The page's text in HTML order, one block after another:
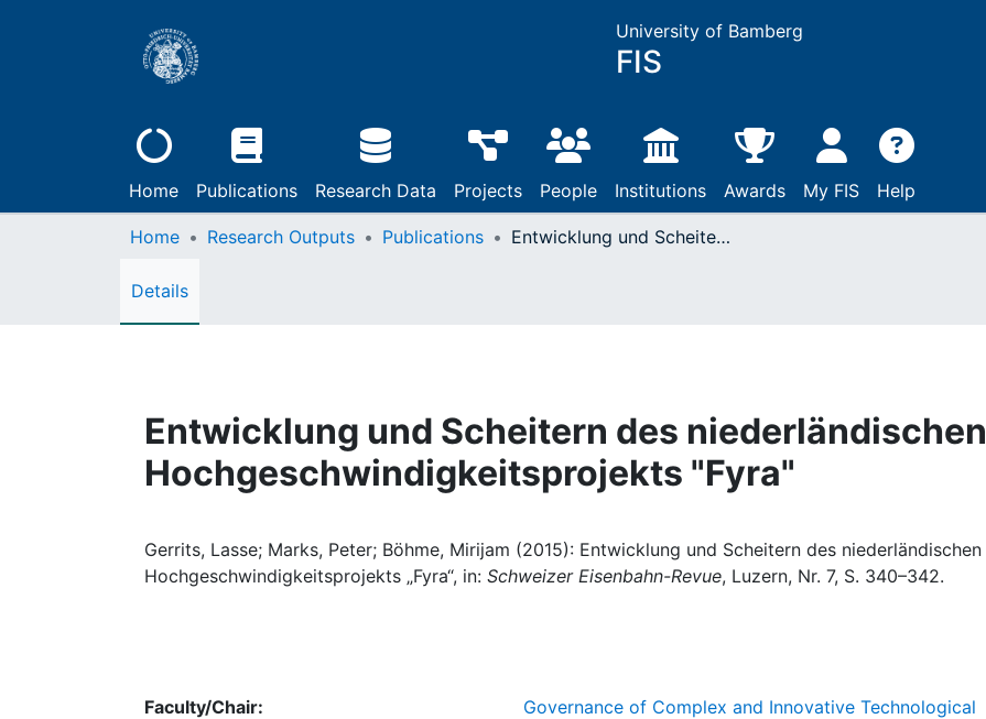
University of Bamberg
FIS
Home Publications Research Data Projects People Institutions Awards My FIS Help
Home Research Outputs Publications Entwicklung und Scheitern des niederländischen Hochgeschwindigkeitsprojekts "Fyra"
Details
Entwicklung und Scheitern des niederländischen
Hochgeschwindigkeitsprojekts "Fyra"
Gerrits, Lasse; Marks, Peter; Böhme, Mirijam (2015): Entwicklung und Scheitern des niederländischen
Hochgeschwindigkeitsprojekts „Fyra“, in: Schweizer Eisenbahn-Revue, Luzern, Nr. 7, S. 340–342.
Faculty/Chair:
Governance of Complex and Innovative Technological